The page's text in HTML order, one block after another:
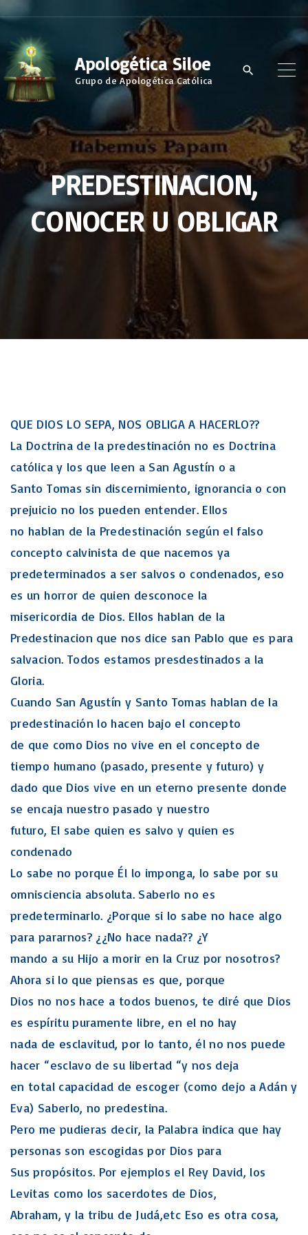
S
p
c
o
Apologética Siloe
Grupo de Apologética Católica
PREDESTINACION,
CONOCER U OBLIGAR
QUE DIOS LO SEPA, NOS OBLIGA A HACERLO??
La Doctrina de la predestinación no es Doctrina
católica y los que leen a San Agustín o a
Santo Tomas sin discernimiento, ignorancia o con
prejuicio no los pueden entender. Ellos
no hablan de la Predestinación según el falso
concepto calvinista de que nacemos ya
predeterminados a ser salvos o condenados, eso
es un horror de quien desconoce la
misericordia de Dios. Ellos hablan de la
Predestinacion que nos dice san Pablo que es para
salvacion. Todos estamos presdestinados a la
Gloria.
Cuando San Agustín y Santo Tomas hablan de la
predestinación lo hacen bajo el concepto
de que como Dios no vive en el concepto de
tiempo humano (pasado, presente y futuro) y
dado que Dios vive en un eterno presente donde
se encaja nuestro pasado y nuestro
futuro, El sabe quien es salvo y quien es
condenado
Lo sabe no porque Él lo imponga, lo sabe por su
omnisciencia absoluta. Saberlo no es
predeterminarlo. ¿Porque si lo sabe no hace algo
para pararnos? ¿¿No hace nada?? ¿Y
mando a su Hijo a morir en la Cruz por nosotros?
Ahora si lo que piensas es que, porque
Dios no nos hace a todos buenos, te diré que Dios
es espíritu puramente libre, en el no hay
nada de esclavitud, por lo tanto, él no nos puede
hacer “esclavo de su libertad “y nos deja
en total capacidad de escoger (como dejo a Adán y
Eva) Saberlo, no predestina.
Pero me pudieras decir, la Palabra indica que hay
personas son escogidas por Dios para
Sus propósitos. Por ejemplos el Rey David, los
Levitas como los sacerdotes de Dios,
Abraham, y la tribu de Judá,etc Eso es otra cosa,